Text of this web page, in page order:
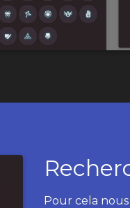
Pour cela